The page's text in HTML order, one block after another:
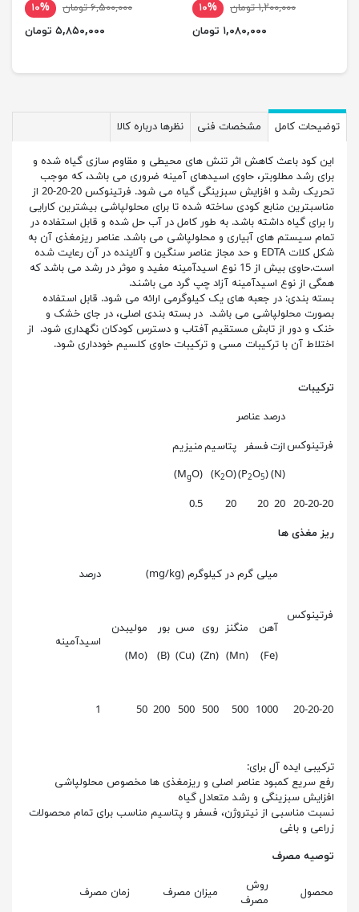
۱,۲۰۰,۰۰۰ تومان
۱۰%
۱,۰۸۰,۰۰۰ تومان
۶,۵۰۰,۰۰۰ تومان
۱۰%
۵,۸۵۰,۰۰۰ تومان
توضیحات کامل مشخصات فنی نظرها درباره کالا
این کود باعث کاهش اثر تنش های محیطی و مقاوم سازی گیاه شده و
برای رشد مطلوبتر، حاوی اسیدهای آمینه ضروری می باشد، که موجب
تحریک رشد و افزایش سبزینگی گیاه می شود. فرتینوکس 20-20-20 از
مناسبترین منابع کودی ساخته شده تا برای محلولپاشی بیشترین کارایی
را برای گیاه داشته باشد. به طور کامل در آب حل شده و قابل استفاده در
تمام سیستم های آبیاری و محلولپاشی می باشد. عناصر ریزمغذی آن به
شکل کلات EDTA و حد مجاز عناصر سنگین و آلاینده در آن رعایت شده
است.حاوی بیش از 15 نوع اسیدآمینه مفید و موثر در رشد می باشد که
همگی از نوع اسیدآمینه آزاد چپ گرد می باشند.
بسته بندی: در جعبه های یک کیلوگرمی ارائه می شود. قابل استفاده
بصورت محلولپاشی می باشد. در بسته بندی اصلی، در جای خشک و
خنک و دور از تابش مستقیم آفتاب و دسترس کودکان نگهداری شود. از
اختلاط آن با ترکیبات مسی و ترکیبات حاوی کلسیم خودداری شود.
ترکیبات
فرتینوکس
درصد عناصر
ازت
(N)
فسفر
(P
2O5
)
پتاسیم
(K
2O)
منیزیم
(M
gO)
20-20-20
20
20
20
0.5
ریز مغذی ها
فرتینوکس
میلی گرم در کیلوگرم (mg/kg) درصد
آهن
(Fe)
منگنز
(Mn)
روی
(Zn)
مس
(Cu)
بور
(B)
مولیبدن
(Mo)
اسیدآمینه
20-20-20
1000
500
500
500
200
50
1
ترکیبی ایده آل برای:
رفع سریع کمبود عناصر اصلی و ریزمغذی ها مخصوص محلولپاشی
افزایش سبزینگی و رشد متعادل گیاه
نسبت مناسبی از نیتروژن، فسفر و پتاسیم مناسب برای تمام محصولات
زراعی و باغی
توصیه مصرف
محصول
روش
مصرف
میزان مصرف زمان مصرف